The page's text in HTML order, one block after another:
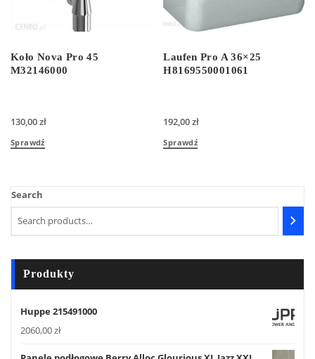
Koło Nova Pro 45
M32146000
130,00zł
Sprawdź
Laufen Pro A 36×25
H8169550001061
192,00zł
Sprawdź
Search
Produkty
Huppe 215491000
2060,00zł